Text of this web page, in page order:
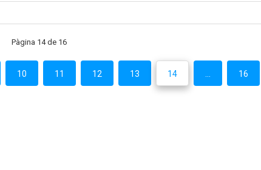
Pàgina 14 de 16
10 11 12 13 14 16